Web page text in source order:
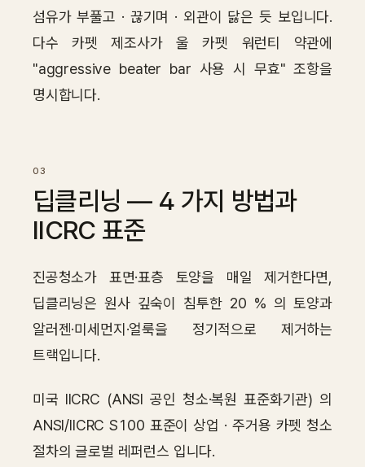
섬유가 부풀고 · 끊기며 · 외관이 닳은 듯 보입니다.
다수 카펫 제조사가 울 카펫 워런티 약관에
"aggressive beater bar 사용 시 무효" 조항을
명시합니다.
딥클리닝 — 4 가지 방법과
IICRC 표준
진공청소가 표면·표층 토양을 매일 제거한다면,
딥클리닝은 원사 깊숙이 침투한 20 % 의 토양과
알러젠·미세먼지·얼룩을 정기적으로 제거하는
트랙입니다.
미국 IICRC (ANSI 공인 청소·복원 표준화기관) 의
ANSI/IICRC S100 표준이 상업 · 주거용 카펫 청소
절차의 글로벌 레퍼런스 입니다.